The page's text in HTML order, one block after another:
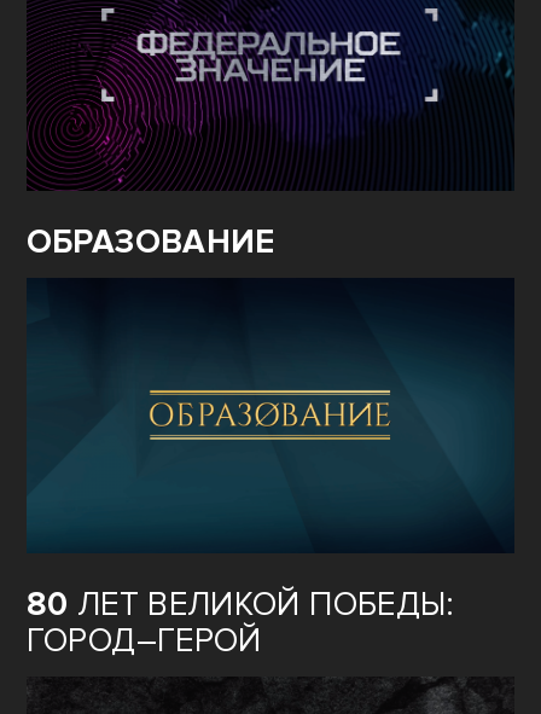
ОБРАЗОВАНИЕ
80 ЛЕТ ВЕЛИКОЙ ПОБЕДЫ:
ГОРОД–ГЕРОЙ